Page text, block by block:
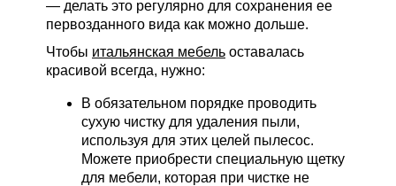
— делать это регулярно для сохранения ее
первозданного вида как можно дольше.
Чтобы итальянская мебель оставалась
красивой всегда, нужно:
В обязательном порядке проводить
сухую чистку для удаления пыли,
используя для этих целей пылесос.
Можете приобрести специальную щетку
для мебели, которая при чистке не